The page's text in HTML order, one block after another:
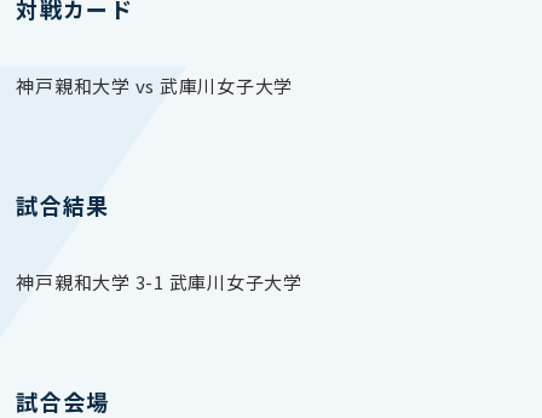
対戦カード
神戸親和大学 vs 武庫川女子大学
試合結果
神戸親和大学 3-1 武庫川女子大学
試合会場